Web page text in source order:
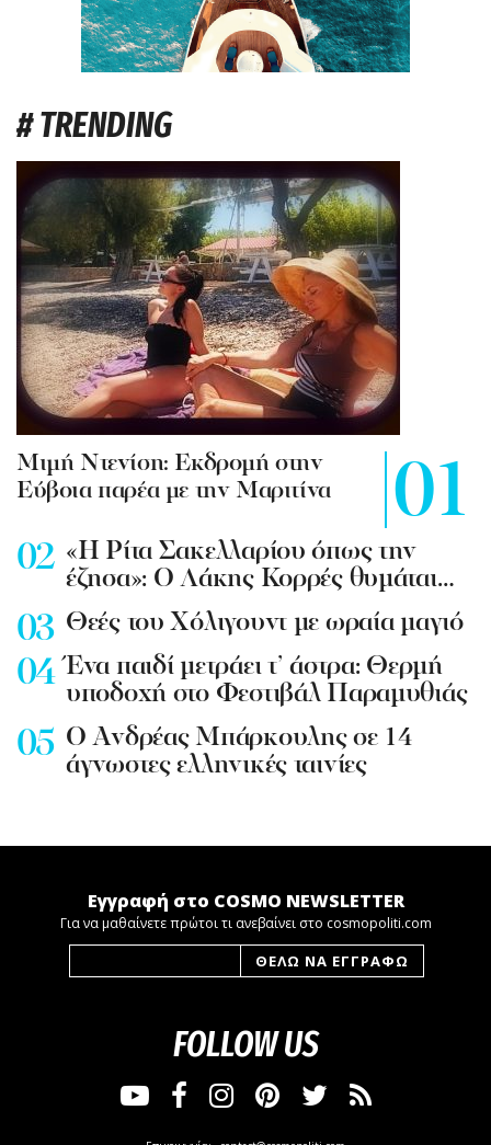
# TRENDING
Mιμή Ντενίση: Εκδρομή στην
Εύβοια παρέα με την Μαριτίνα
«Η Ρίτα Σακελλαρίου όπως την
έζησα»: Ο Λάκης Κορρές θυμάται…
Θεές του Χόλιγουντ με ωραία μαγιό
Ένα παιδί μετράει τ’ άστρα: Θερμή
υποδοχή στο Φεστιβάλ Παραμυθιάς
Ο Ανδρέας Μπάρκουλης σε 14
άγνωστες ελληνικές ταινίες
Εγγραφή στο COSMO NEWSLETTER
Για να μαθαίνετε πρώτοι τι ανεβαίνει στο cosmopoliti.com
FOLLOW US